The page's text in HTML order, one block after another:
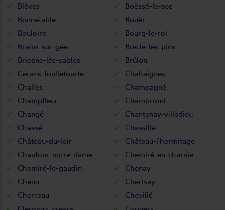
Blèves
Boëssé-le-sec
Bonnétable
Bouër
Bouloire
Bourg-le-roi
Brains-sur-gée
Brette-les-pins
Briosne-lès-sables
Brûlon
Cérans-foulletourte
Chahaignes
Challes
Champagné
Champfleur
Champrond
Changé
Chantenay-villedieu
Chassé
Chassillé
Château-du-loir
Château-l'hermitage
Chaufour-notre-dame
Chemiré-en-charnie
Chemiré-le-gaudin
Chenay
Chenu
Chérisay
Cherreau
Chevillé